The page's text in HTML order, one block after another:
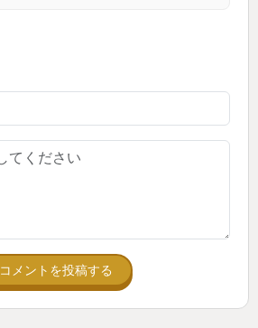
コメントを投稿する